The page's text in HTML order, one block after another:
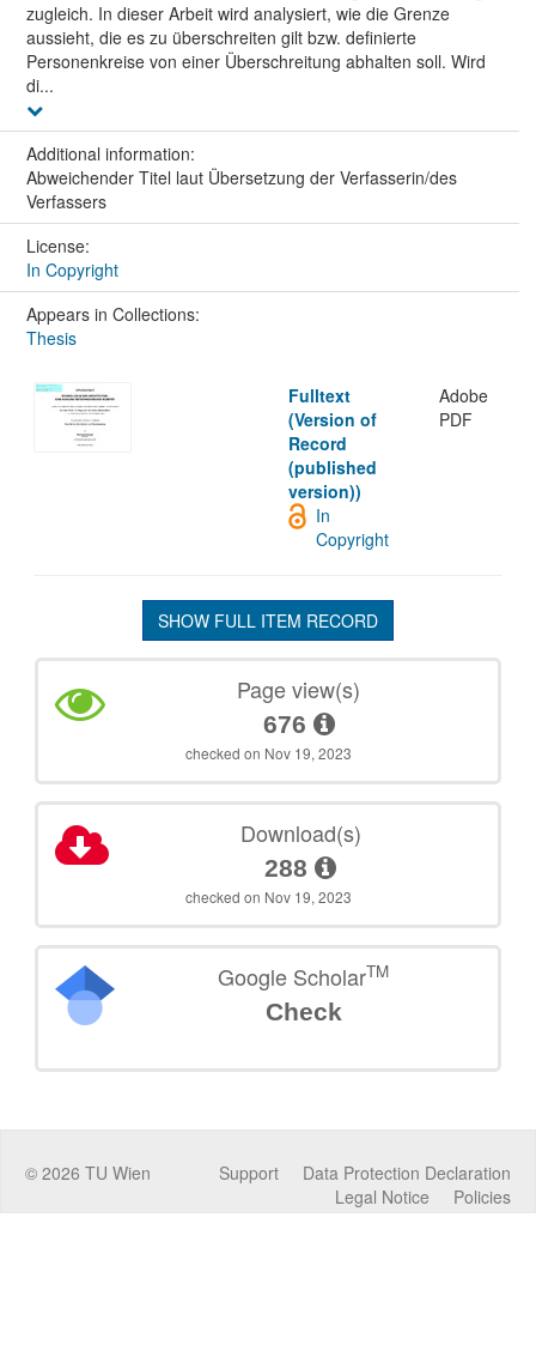
zugleich. In dieser Arbeit wird analysiert, wie die Grenze
aussieht, die es zu überschreiten gilt bzw. definierte
Personenkreise von einer Überschreitung abhalten soll. Wird
di...
Additional information:
Abweichender Titel laut Übersetzung der Verfasserin/des
Verfassers
License:
In Copyright
Appears in Collections:
Thesis
Fulltext
(Version of
Record
(published
version))
Adobe
PDF
In
Copyright
SHOW FULL ITEM RECORD
Page view(s)
676
checked on Nov 19, 2023
Download(s)
288
checked on Nov 19, 2023
Google ScholarTM
Check
© 2026 TU Wien Data Protection Declaration
Support
Policies
Legal Notice